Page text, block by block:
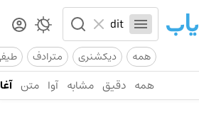
همه دیکشنری مترادف
همه دقیق مشابه آوا متن